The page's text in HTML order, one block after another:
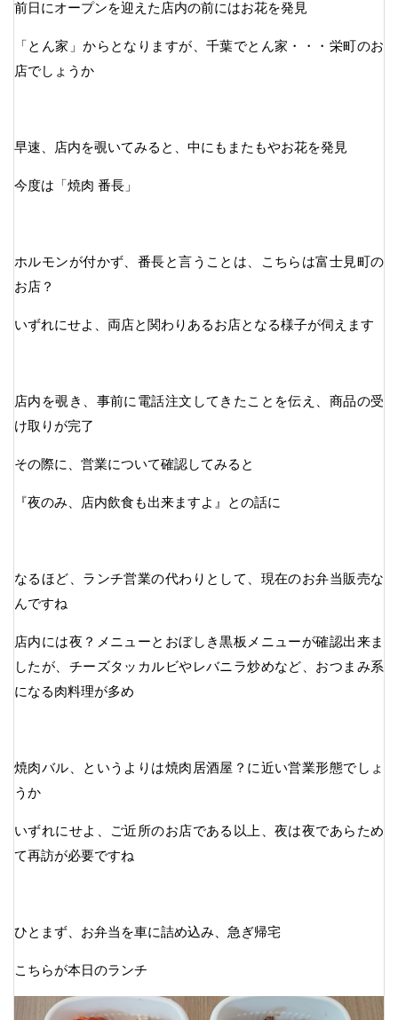
前日にオープンを迎えた店内の前にはお花を発見
「とん家」からとなりますが、千葉でとん家・・・栄町のお
店でしょうか
早速、店内を覗いてみると、中にもまたもやお花を発見
今度は「焼肉 番長」
ホルモンが付かず、番長と言うことは、こちらは富士見町の
お店？
いずれにせよ、両店と関わりあるお店となる様子が伺えます
店内を覗き、事前に電話注文してきたことを伝え、商品の受
け取りが完了
その際に、営業について確認してみると
『夜のみ、店内飲食も出来ますよ』との話に
なるほど、ランチ営業の代わりとして、現在のお弁当販売な
んですね
店内には夜？メニューとおぼしき黒板メニューが確認出来ま
したが、チーズタッカルビやレバニラ炒めなど、おつまみ系
になる肉料理が多め
焼肉バル、というよりは焼肉居酒屋？に近い営業形態でしょ
うか
いずれにせよ、ご近所のお店である以上、夜は夜であらため
て再訪が必要ですね
ひとまず、お弁当を車に詰め込み、急ぎ帰宅
こちらが本日のランチ